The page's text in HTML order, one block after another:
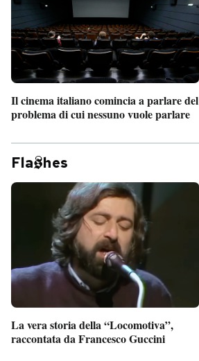
Il cinema italiano comincia a parlare del
problema di cui nessuno vuole parlare
Fla hes
La vera storia della “Locomotiva”,
raccontata da Francesco Guccini